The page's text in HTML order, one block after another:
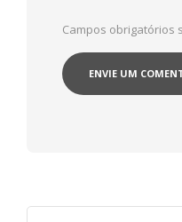
Campos obrigatórios